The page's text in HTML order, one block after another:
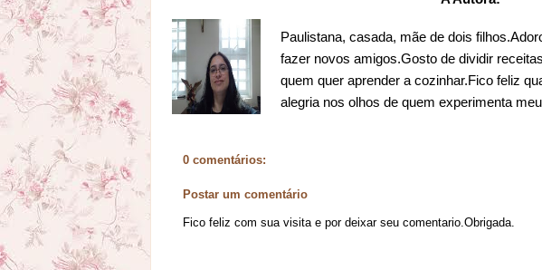
Paulistana, casada, mãe de dois
fazer novos amigos.Gosto de dividir
quem quer aprender a cozinhar.Fico feliz
alegria nos olhos de quem experimenta
0 comentários:
Postar um comentário
Fico feliz com sua visita e por deixar seu comentario.Obrigada.